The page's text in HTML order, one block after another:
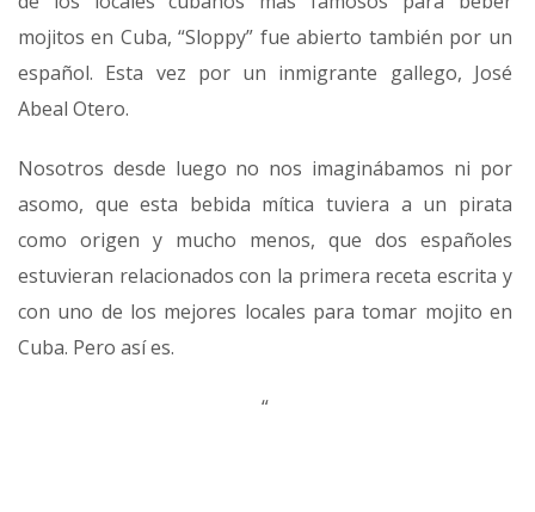
mojitos en Cuba, “Sloppy” fue abierto también por un
español. Esta vez por un inmigrante gallego, José
Abeal Otero.
Nosotros desde luego no nos imaginábamos ni por
asomo, que esta bebida mítica tuviera a un pirata
como origen y mucho menos, que dos españoles
estuvieran relacionados con la primera receta escrita y
con uno de los mejores locales para tomar mojito en
Cuba. Pero así es.
“